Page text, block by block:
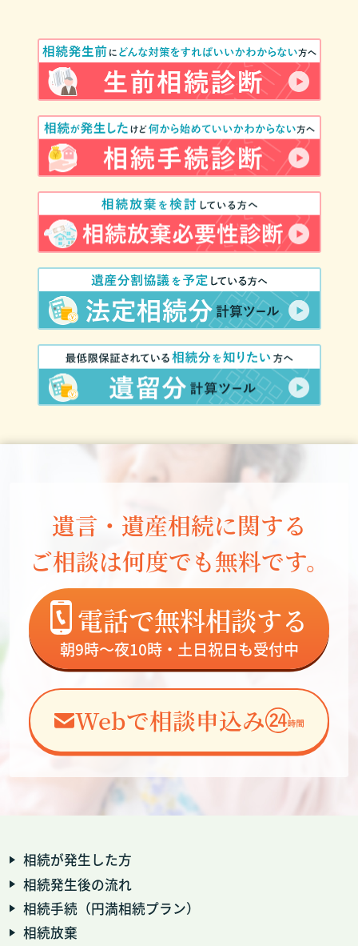
遺言・遺産相続に関する
ご相談は何度でも無料です。
電話で無料相談する
朝9時～夜10時・土日祝日も受付中
Webで相談申込み
相続が発生した方
相続発生後の流れ
相続手続（円満相続プラン）
相続放棄